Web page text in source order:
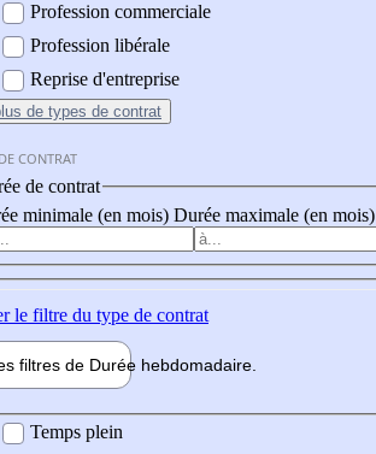
Profession commerciale
Profession libérale
Reprise d'entreprise
de types de contrat
CONTRAT
de contrat
minimale (en mois) Durée maximale (en mois)
le filtre du type de contrat
filtres de Durée hebdomadaire
hebdomadaire
Temps plein